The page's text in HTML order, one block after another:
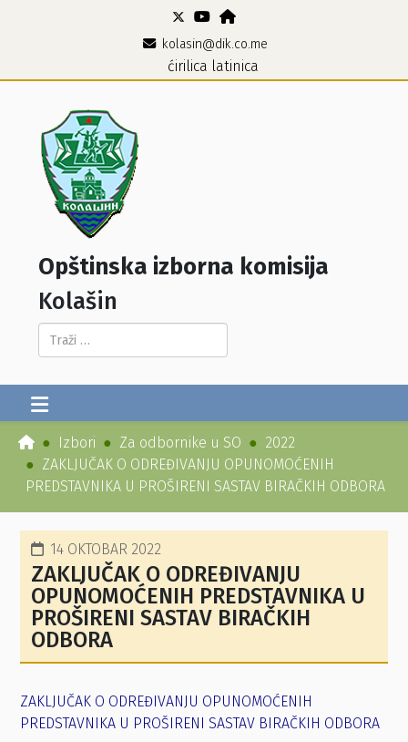
kolasin@dik.co.me
ćirilica latinica
Opštinska izborna komisija
Kolašin
Pretraga...
Izbori Za odbornike u SO
2022
ZAKLJUČAK O ODREĐIVANJU OPUNOMOĆENIH
PREDSTAVNIKA U PROŠIRENI SASTAV BIRAČKIH ODBORA
14 OKTOBAR 2022
ZAKLJUČAK O ODREĐIVANJU
OPUNOMOĆENIH PREDSTAVNIKA U
PROŠIRENI SASTAV BIRAČKIH
ODBORA
ZAKLJUČAK O ODREĐIVANJU OPUNOMOĆENIH
PREDSTAVNIKA U PROŠIRENI SASTAV BIRAČKIH ODBORA